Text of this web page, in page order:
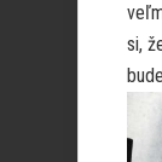
si,